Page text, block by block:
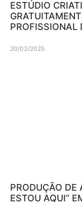
ESTÚDIO
PROFISSIONAL
20/03/2025
PRODUÇÃO DE
ESTOU AQUI”